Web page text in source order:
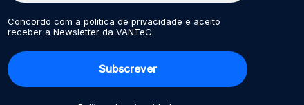
Concordo com a politica de privacidade e aceito
receber a Newsletter da VANTeC